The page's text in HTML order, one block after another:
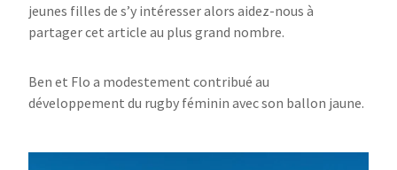
jeunes filles de s’y intéresser alors aidez-nous à
partager cet article au plus grand nombre.
Ben et Flo a modestement contribué au
développement du rugby féminin avec son ballon jaune.